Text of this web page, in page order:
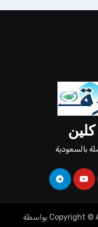
بالسعودية
Copyright © بواسطة